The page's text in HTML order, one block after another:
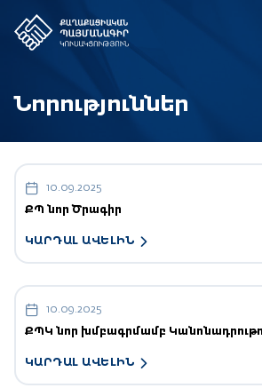
Նորություններ
10.09.2025
ՔՊ նոր Ծրագիր
ԿԱՐԴԱԼ ԱՎԵԼԻՆ
10.09.2025
ՔՊԿ նոր խմբագրմամբ
ԿԱՐԴԱԼ ԱՎԵԼԻՆ